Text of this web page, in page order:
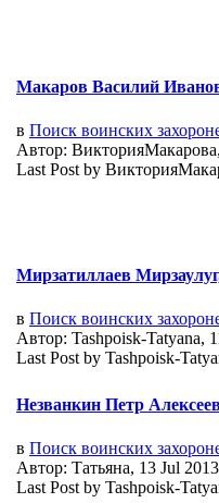
Макаров Василий
в Поиск воинских
Автор:
Last Post by
Мирзатиллаев
в Поиск воинских
Автор: Tashpoisk-Tatyana,
Last Post by Tashpoisk-
Незванкин Петр
в Поиск воинских
Автор: Татьяна, 13 Jul 2013
Last Post by Tashpoisk-